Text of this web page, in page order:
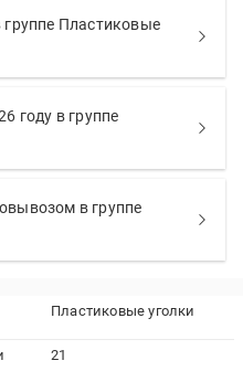
Пластиковые
году в группе
в группе
Пластиковые уголки
21